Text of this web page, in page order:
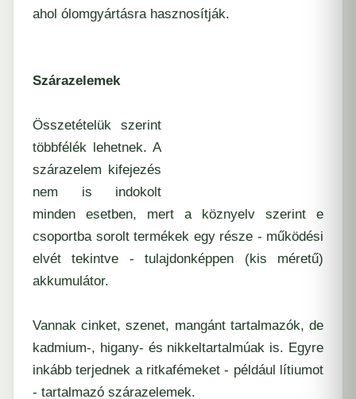
ahol ólomgyártásra hasznosítják.
Szárazelemek
Összetételük szerint
többfélék lehetnek. A
szárazelem kifejezés
nem is indokolt
minden esetben, mert a köznyelv szerint e
csoportba sorolt termékek egy része - működési
elvét tekintve - tulajdonképpen (kis méretű)
akkumulátor.
Vannak cinket, szenet, mangánt tartalmazók, de
kadmium-, higany- és nikkeltartalmúak is. Egyre
inkább terjednek a ritkafémeket - például lítiumot
- tartalmazó szárazelemek.